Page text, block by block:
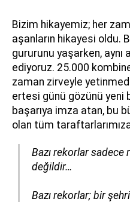
Bizim hikayemiz; her
aşanların hikayesi oldu.
gururunu yaşarken, aynı
ediyoruz. 25.000
zaman zirveyle
ertesi günü gözünü yeni
başarıya imza atan, bu
olan tüm
Bazı rekorlar
değildir…
Bazı rekorlar; bir